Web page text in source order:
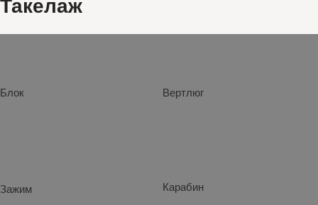
Такелаж
Блок Вертлюг
Зажим Карабин